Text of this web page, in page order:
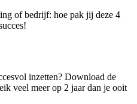
of bedrijf: hoe pak jij deze 4
inzetten? Download de
veel meer op 2 jaar dan je ooit